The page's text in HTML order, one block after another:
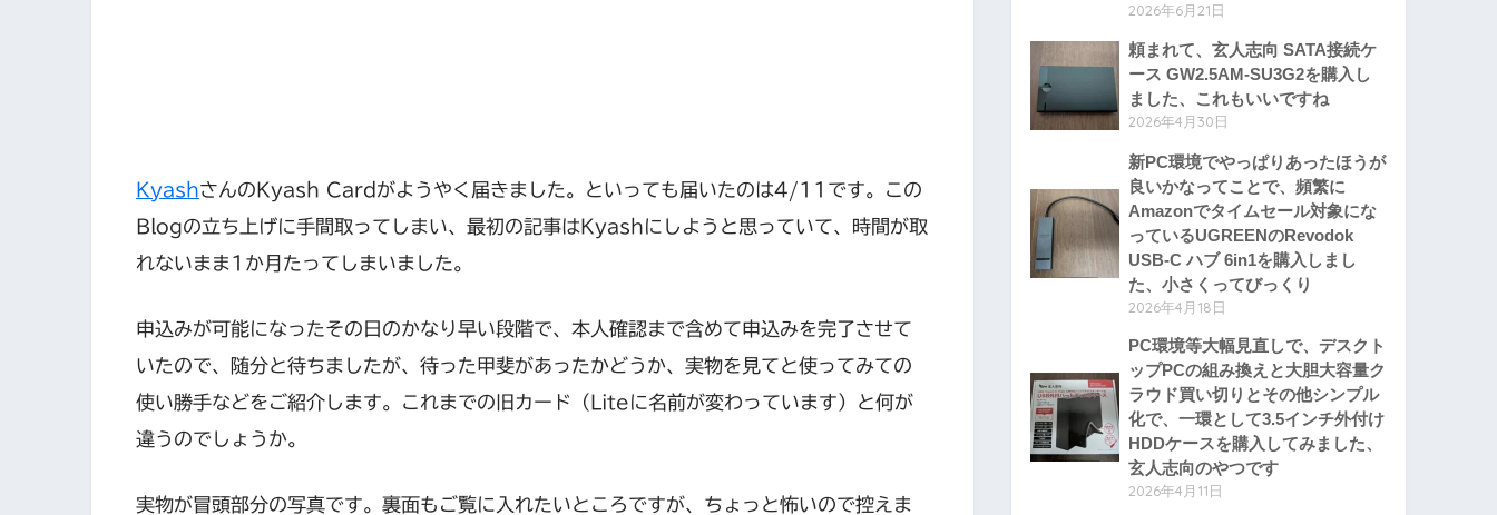
KyashさんのKyash Cardがようやく届きました。といっても届いたのは4/11です。この
Blogの立ち上げに手間取ってしまい、最初の記事はKyashにしようと思っていて、時間が取
れないまま1か月たってしまいました。
申込みが可能になったその日のかなり早い段階で、本人確認まで含めて申込みを完了させて
いたので、随分と待ちましたが、待った甲斐があったかどうか、実物を見てと使ってみての
使い勝手などをご紹介します。これまでの旧カード（Liteに名前が変わっています）と何が
違うのでしょうか。
実物が冒頭部分の写真です。裏面もご覧に入れたいところですが、ちょっと怖いので控えま
2026年6月21日
頼まれて、玄人志向 SATA接続ケ
ース GW2.5AM-SU3G2を購入し
ました、これもいいですね
2026年4月30日
新PC環境でやっぱりあったほうが
良いかなってことで、頻繁に
Amazonでタイムセール対象にな
っているUGREENのRevodok
USB-C ハブ 6in1を購入しまし
た、小さくってびっくり
2026年4月18日
PC環境等大幅見直しで、デスクト
ップPCの組み換えと大胆大容量ク
ラウド買い切りとその他シンプル
化で、一環として3.5インチ外付け
HDDケースを購入してみました、
玄人志向のやつです
2026年4月11日